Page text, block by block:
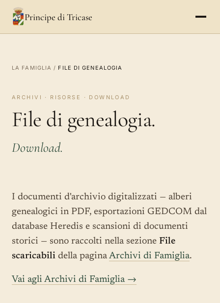
Principe di Tricase
LA FAMIGLIA / FILE DI GENEALOGIA
ARCHIVI · RISORSE · DOWNLOAD
File di genealogia.
Download.
I documenti d'archivio digitalizzati — alberi
genealogici in PDF, esportazioni GEDCOM dal
database Heredis e scansioni di documenti
storici — sono raccolti nella sezione File
scaricabili della pagina Archivi di Famiglia.
Vai agli Archivi di Famiglia →